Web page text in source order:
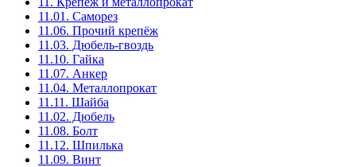
11.01. Саморез
11.06. Прочий крепёж
11.03. Дюбель-гвоздь
11.10. Гайка
11.07. Анкер
11.04. Металлопрокат
11.11. Шайба
11.02. Дюбель
11.08. Болт
11.12. Шпилька
11.09. Винт